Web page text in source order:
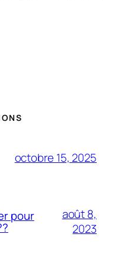
octobre 15, 2025
pour
août 8,
2023